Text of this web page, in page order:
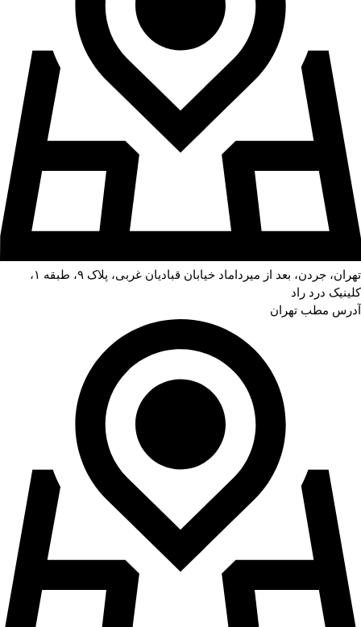
تهران، جردن، بعد از میرداماد خیابان قبادیان غربی، پلاک ۹، طبقه ۱،
کلینیک درد راد
آدرس مطب تهران